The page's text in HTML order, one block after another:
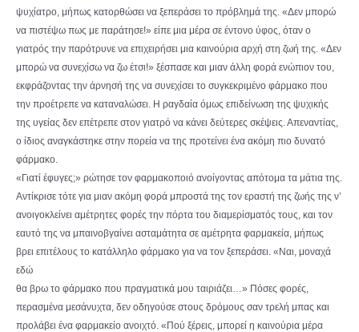
ψυχίατρο, μήπως κατορθώσει να ξεπεράσει το πρόβλημά της. «Δεν μπορώ
να πιστέψω πως με παράτησε!» είπε μια μέρα σε έντονο ύφος, όταν ο
γιατρός την παρότρυνε να επιχειρήσει μια καινούρια αρχή στη ζωή της. «Δεν
μπορώ να συνεχίσω να ζω έτσι!» ξέσπασε και μιαν άλλη φορά ενώπιον του,
εκφράζοντας την άρνησή της να συνεχίσει το συγκεκριμένο φάρμακο που
την προέτρεπε να καταναλώσει. Η ραγδαία όμως επιδείνωση της ψυχικής
της υγείας δεν επέτρεπε στον γιατρό να κάνει δεύτερες σκέψεις. Απεναντίας,
ο ίδιος αναγκάστηκε στην πορεία να της προτείνει ένα ακόμη πιο δυνατό
φάρμακο.
«Γιατί έφυγες;» ρώτησε τον φαρμακοποιό ανοίγοντας απότομα τα μάτια της.
Αντίκρισε τότε για μιαν ακόμη φορά μπροστά της τον εραστή της ζωής της ν’
ανοιγοκλείνει αμέτρητες φορές την πόρτα του διαμερίσματός τους, και τον
εαυτό της να μπαινοβγαίνει ασταμάτητα σε αμέτρητα φαρμακεία, μήπως
βρει επιτέλους το κατάλληλο φάρμακο για να τον ξεπεράσει. «Ναι, μοναχά
εδώ
θα βρω το φάρμακο που πραγματικά μου ταιριάζει…» Πόσες φορές,
περασμένα μεσάνυχτα, δεν οδηγούσε στους δρόμους σαν τρελή μπας και
προλάβει ένα φαρμακείο ανοιχτό. «Πού ξέρεις, μπορεί η καινούρια μέρα